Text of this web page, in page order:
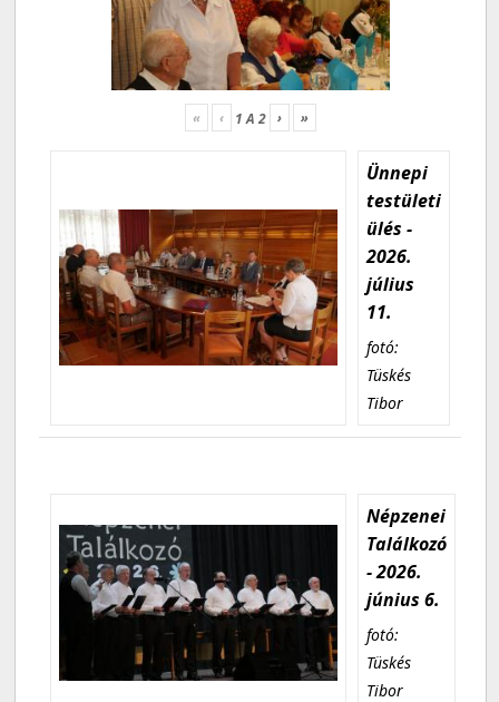
« ‹ 1A2 › »
Ünnepi
testületi
ülés -
2026.
július
11.
fotó:
Tüskés
Tibor
Népzenei
Találkozó
- 2026.
június 6.
fotó:
Tüskés
Tibor